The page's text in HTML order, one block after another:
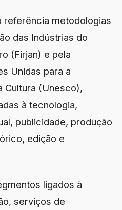
metodologias
das Indústrias do
(Firjan) e pela
Unidas para a
Cultura (Unesco),
à tecnologia,
publicidade, produção
edição e
ligados à
serviços de